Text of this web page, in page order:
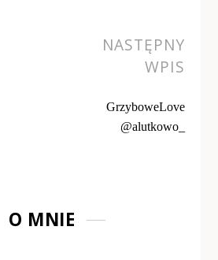
NASTĘPNY
WPIS
GrzyboweLove
@alutkowo_
O MNIE